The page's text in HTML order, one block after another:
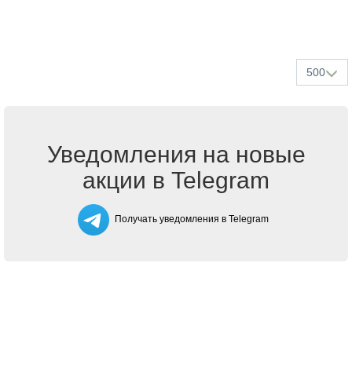
500
Уведомления на новые
акции в Telegram
Получать уведомления в Telegram